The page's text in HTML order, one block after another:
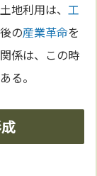
地利用は、工
の産業革命を
係は、この時
る。